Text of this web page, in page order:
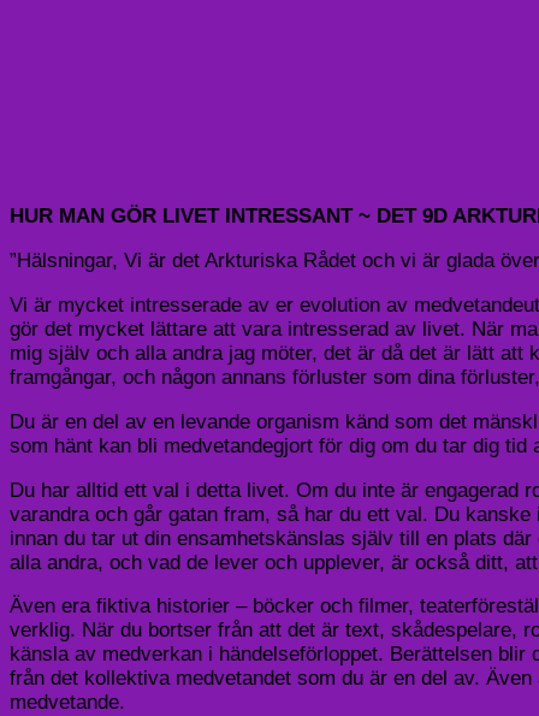
HUR MAN GÖR LIVET INTRESSANT ~ DET 9D
”Hälsningar, Vi är det Arkturiska Rådet och vi är glada
Vi är mycket intresserade av er evolution av
gör det mycket lättare att vara intresserad av livet. När
mig själv och alla andra jag möter, det är då det är lätt
framgångar, och någon annans förluster som dina
Du är en del av en levande organism känd som det
som hänt kan bli medvetandegjort för dig om du tar dig
Du har alltid ett val i detta livet. Om du inte är engagerad
varandra och går gatan fram, så har du ett val. Du
innan du tar ut din ensamhetskänslas själv till en plats
alla andra, och vad de lever och upplever, är också ditt,
Även era fiktiva historier – böcker och filmer,
verklig. När du bortser från att det är text, skådespelare,
känsla av medverkan i händelseförloppet. Berättelsen
från det kollektiva medvetandet som du är en del av.
medvetande.